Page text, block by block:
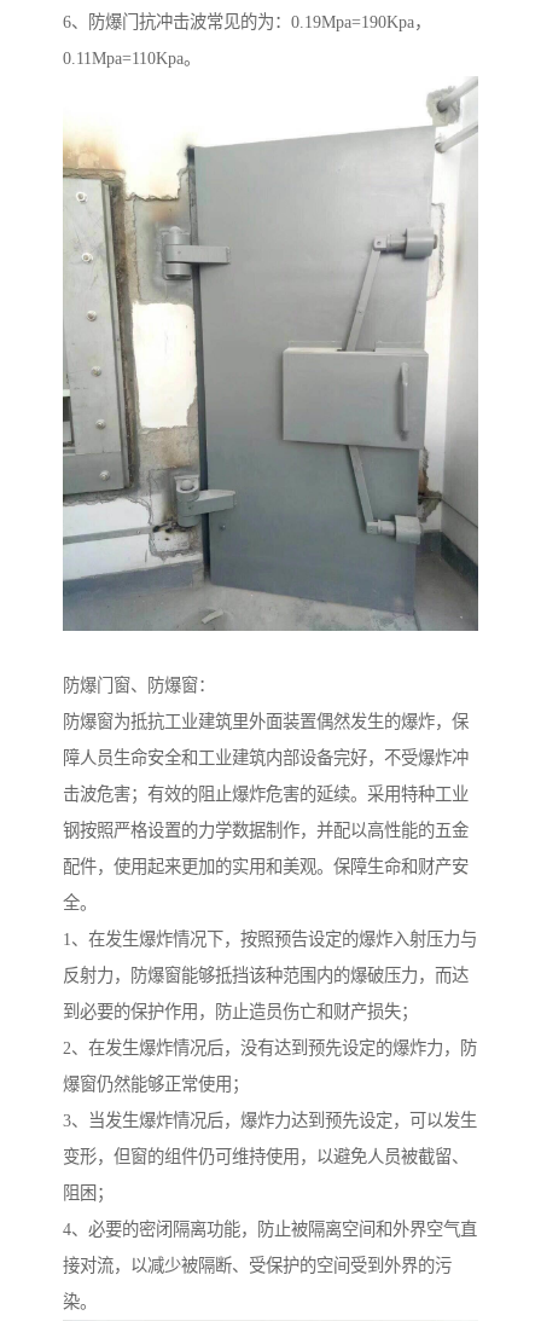
6、防爆门抗冲击波常见的为：0.19Mpa=190Kpa，
0.11Mpa=110Kpa。
防爆门窗、防爆窗：
防爆窗为抵抗工业建筑里外面装置偶然发生的爆炸，保
障人员生命安全和工业建筑内部设备完好，不受爆炸冲
击波危害；有效的阻止爆炸危害的延续。采用特种工业
钢按照严格设置的力学数据制作，并配以高性能的五金
配件，使用起来更加的实用和美观。保障生命和财产安
全。
1、在发生爆炸情况下，按照预告设定的爆炸入射压力与
反射力，防爆窗能够抵挡该种范围内的爆破压力，而达
到必要的保护作用，防止造员伤亡和财产损失；
2、在发生爆炸情况后，没有达到预先设定的爆炸力，防
爆窗仍然能够正常使用；
3、当发生爆炸情况后，爆炸力达到预先设定，可以发生
变形，但窗的组件仍可维持使用，以避免人员被截留、
阻困；
4、必要的密闭隔离功能，防止被隔离空间和外界空气直
接对流，以减少被隔断、受保护的空间受到外界的污
染。